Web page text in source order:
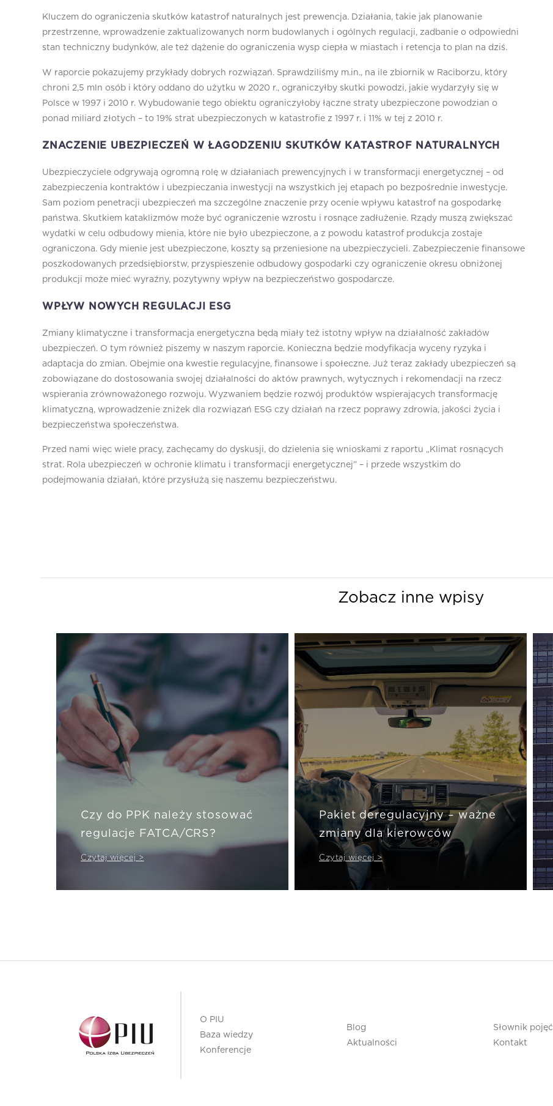
Kluczem do ograniczenia skutków katastrof naturalnych jest prewencja. Działania, takie jak planowanie
przestrzenne, wprowadzenie zaktualizowanych norm budowlanych i ogólnych regulacji, zadbanie o odpowiedni
stan techniczny budynków, ale też dążenie do ograniczenia wysp ciepła w miastach i retencja to plan na dziś.
W raporcie pokazujemy przykłady dobrych rozwiązań. Sprawdziliśmy m.in., na ile zbiornik w Raciborzu, który
chroni 2,5 mln osób i który oddano do użytku w 2020 r., ograniczyłby skutki powodzi, jakie wydarzyły się w
Polsce w 1997 i 2010 r. Wybudowanie tego obiektu ograniczyłoby łączne straty ubezpieczone powodzian o
ponad miliard złotych – to 19% strat ubezpieczonych w katastrofie z 1997 r. i 11% w tej z 2010 r.
ZNACZENIE UBEZPIECZEŃ W ŁAGODZENIU SKUTKÓW KATASTROF NATURALNYCH
Ubezpieczyciele odgrywają ogromną rolę w działaniach prewencyjnych i w transformacji energetycznej – od
zabezpieczenia kontraktów i ubezpieczania inwestycji na wszystkich jej etapach po bezpośrednie inwestycje.
Sam poziom penetracji ubezpieczeń ma szczególne znaczenie przy ocenie wpływu katastrof na gospodarkę
państwa. Skutkiem kataklizmów może być ograniczenie wzrostu i rosnące zadłużenie. Rządy muszą zwiększać
wydatki w celu odbudowy mienia, które nie było ubezpieczone, a z powodu katastrof produkcja zostaje
ograniczona. Gdy mienie jest ubezpieczone, koszty są przeniesione na ubezpieczycieli. Zabezpieczenie finansowe
poszkodowanych przedsiębiorstw, przyspieszenie odbudowy gospodarki czy ograniczenie okresu obniżonej
produkcji może mieć wyraźny, pozytywny wpływ na bezpieczeństwo gospodarcze.
WPŁYW NOWYCH REGULACJI ESG
Zmiany klimatyczne i transformacja energetyczna będą miały też istotny wpływ na działalność zakładów
ubezpieczeń. O tym również piszemy w naszym raporcie. Konieczna będzie modyfikacja wyceny ryzyka i
adaptacja do zmian. Obejmie ona kwestie regulacyjne, finansowe i społeczne. Już teraz zakłady ubezpieczeń są
zobowiązane do dostosowania swojej działalności do aktów prawnych, wytycznych i rekomendacji na rzecz
wspierania zrównoważonego rozwoju. Wyzwaniem będzie rozwój produktów wspierających transformację
klimatyczną, wprowadzenie zniżek dla rozwiązań ESG czy działań na rzecz poprawy zdrowia, jakości życia i
bezpieczeństwa społeczeństwa.
Przed nami więc wiele pracy, zachęcamy do dyskusji, do dzielenia się wnioskami z raportu „Klimat rosnących
strat. Rola ubezpieczeń w ochronie klimatu i transformacji energetycznej” – i przede wszystkim do
podejmowania działań, które przysłużą się naszemu bezpieczeństwu.
Zobacz inne wpisy
Czy do PPK należy stosować
regulacje FATCA/CRS?
Czytaj więcej >
Pakiet deregulacyjny – ważne
zmiany dla kierowców
Czytaj więcej >
O PIU
Baza wiedzy
Konferencje
Blog
Aktualności
Słownik pojęć
Kontakt